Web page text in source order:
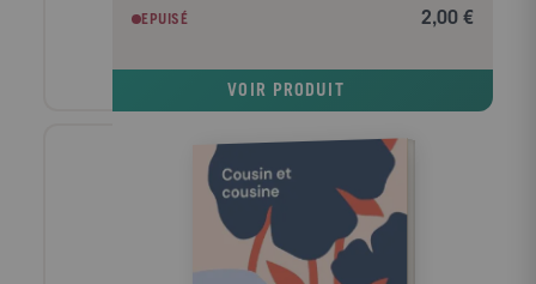
existence sans éclat. Mais que sait-elle de Selina,
d'Amérique? Elle, dont le seul souci devrait être de se
l'incompréhension est vite à son comble. Une rivalité
qui tourne au désavantage de Laura lorsque celle-ci
s'affiche avec un jeune américain... Passée maître
dans l'art de la séduction, Selina impose sans mal
son inconduite. Mais Laura? Devra-t-elle faire taire ses
EPUISÉ 2,00 €
VOIR PRODUIT